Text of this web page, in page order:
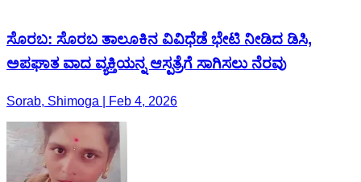
ಸೊರಬ: ಸೊರಬ ತಾಲೂಕಿನ ವಿವಿಧೆಡೆ ಭೇಟಿ ನೀಡಿದ ಡಿಸಿ,
ಅಪಘಾತ ವಾದ ವ್ಯಕ್ತಿಯನ್ನ ಆಸ್ಪತ್ರೆಗೆ ಸಾಗಿಸಲು ನೆರವು
Sorab, Shimoga | Feb 4, 2026